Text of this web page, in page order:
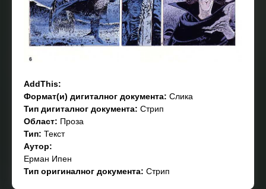
AddThis:
Формат(и) дигиталног документа: Слика
Тип дигиталног документа: Стрип
Област: Проза
Тип: Текст
Аутор:
Ерман Ипен
Тип оригиналног документа: Стрип